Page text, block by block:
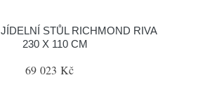
STŮL RICHMOND RIVA
230 X 110 CM
69 023 Kč